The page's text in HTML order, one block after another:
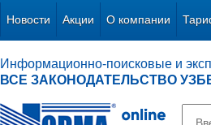
Новости Акции О компании
Информационно-поисковые и
ВСЕ ЗАКОНОДАТЕЛЬСТВО